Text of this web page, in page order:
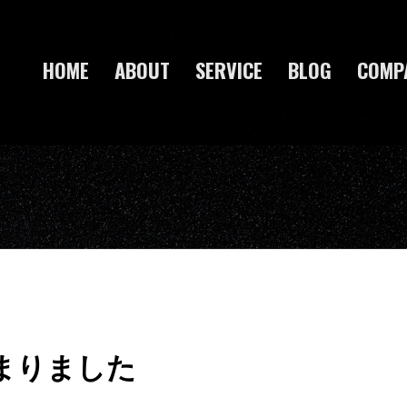
HOME ABOUT SERVICE BLOG
りました